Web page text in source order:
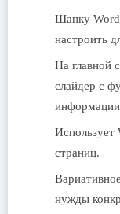
Шапку
настроить
На главной
слайдер с
страниц.
нужды